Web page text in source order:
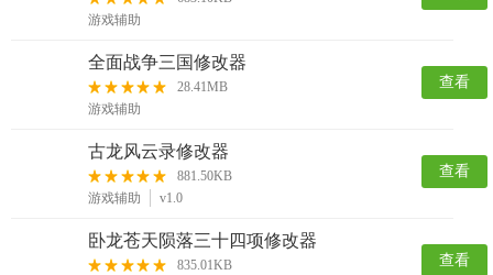
游戏辅助
全面战争三国修改器
28.41MB
游戏辅助
查看
古龙风云录修改器
881.50KB
游戏辅助
v1.0
查看
卧龙苍天陨落三十四项修改器
835.01KB 查看